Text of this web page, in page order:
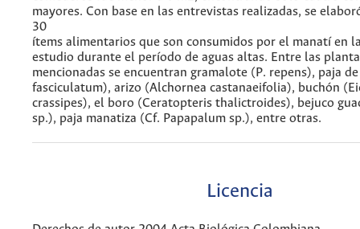
mayores. Con base en las entrevistas realizadas, se
30
ítems alimentarios que son consumidos por el manatí en
estudio durante el período de aguas altas. Entre las
mencionadas se encuentran gramalote (P. repens), paja de
fasciculatum), arizo (Alchornea castanaeifolia), buchón
crassipes), el boro (Ceratopteris thalictroides), bejuco
sp.), paja manatiza (Cf. Papapalum sp.), entre otras.
Licencia